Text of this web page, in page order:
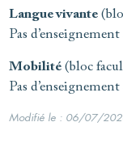
Langue vivante
Pas
Mobilité (bloc
Pas
Modifié le : 06/07/